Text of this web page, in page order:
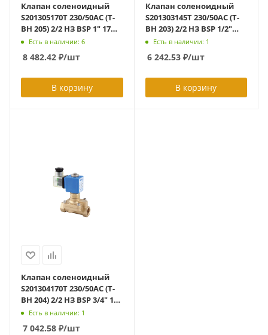
Клапан соленоидный
S201305170T 230/50AC (T-
BH 205) 2/2 НЗ BSP 1" 17
мм 0.5-6 бар -10...+160С,
PTFE, латунь
Есть в наличии: 6
8 482.42 ₽/шт
В корзину
Клапан соленоидный
S201303145T 230/50AC (T-
BH 203) 2/2 НЗ BSP 1/2"
14,5 мм 0.5-6 бар
-10...+160С, латунь
Есть в наличии: 1
6 242.53₽/шт
В корзину
Клапан соленоидный
S201304170T 230/50AC (T-
BH 204) 2/2 НЗ BSP 3/4" 17
мм 0.5-6 бар -10...+160С,
PTFE латунь
Есть в наличии: 1
7 042.58 ₽/шт